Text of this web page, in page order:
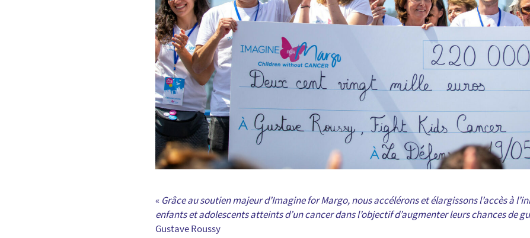
« Grâce au soutien majeur d’Imagine for Margo, nous accélérons et élargissons l’accès à
enfants et adolescents atteints d’un cancer dans l’objectif d’augmenter leurs chances de
Gustave Roussy